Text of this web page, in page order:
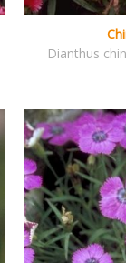
Dianthus